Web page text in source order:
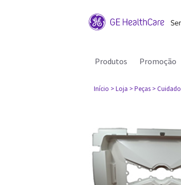
Produtos Promoção
Início > Loja > Peças >